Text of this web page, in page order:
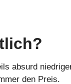
absurd
den Preis.